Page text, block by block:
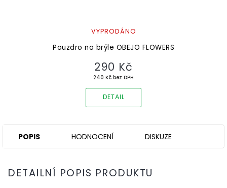
Pouzdro na brýle OBEJO FLOWERS
VYPRODÁNO
240 Kč bez DPH
290 Kč
DETAIL
POPIS HODNOCENÍ DISKUZE
DETAILNÍ POPIS PRODUKTU